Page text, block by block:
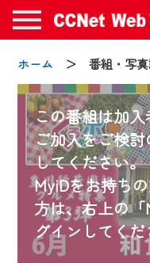
ホーム ＞ 番組・写真
この番組は加
ご加入をご検
してください。
MyiDをお持ち
方は、右上の
グインしてく
2024/09/02
動画配信サービ